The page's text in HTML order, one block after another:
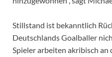
Stillstand ist bekanntlich
Deutschlands Goalballer
Spieler arbeiten akribisch